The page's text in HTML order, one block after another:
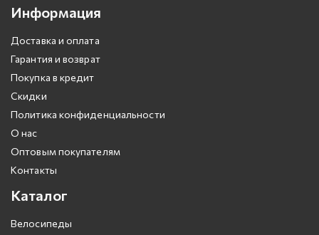
Информация
Доставка и оплата
Гарантия и возврат
Покупка в кредит
Скидки
Политика конфиденциальности
О нас
Оптовым покупателям
Контакты
Каталог
Велосипеды